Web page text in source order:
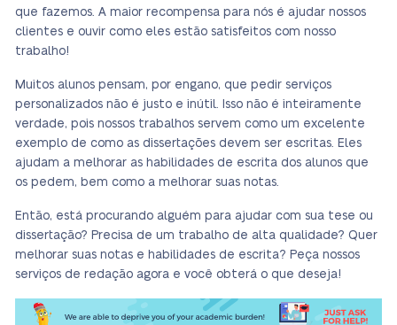
que fazemos. A maior recompensa para nós é ajudar nossos
clientes e ouvir como eles estão satisfeitos com nosso
trabalho!
Muitos alunos pensam, por engano, que pedir serviços
personalizados não é justo e inútil. Isso não é inteiramente
verdade, pois nossos trabalhos servem como um excelente
exemplo de como as dissertações devem ser escritas. Eles
ajudam a melhorar as habilidades de escrita dos alunos que
os pedem, bem como a melhorar suas notas.
Então, está procurando alguém para ajudar com sua tese ou
dissertação? Precisa de um trabalho de alta qualidade? Quer
melhorar suas notas e habilidades de escrita? Peça nossos
serviços de redação agora e você obterá o que deseja!